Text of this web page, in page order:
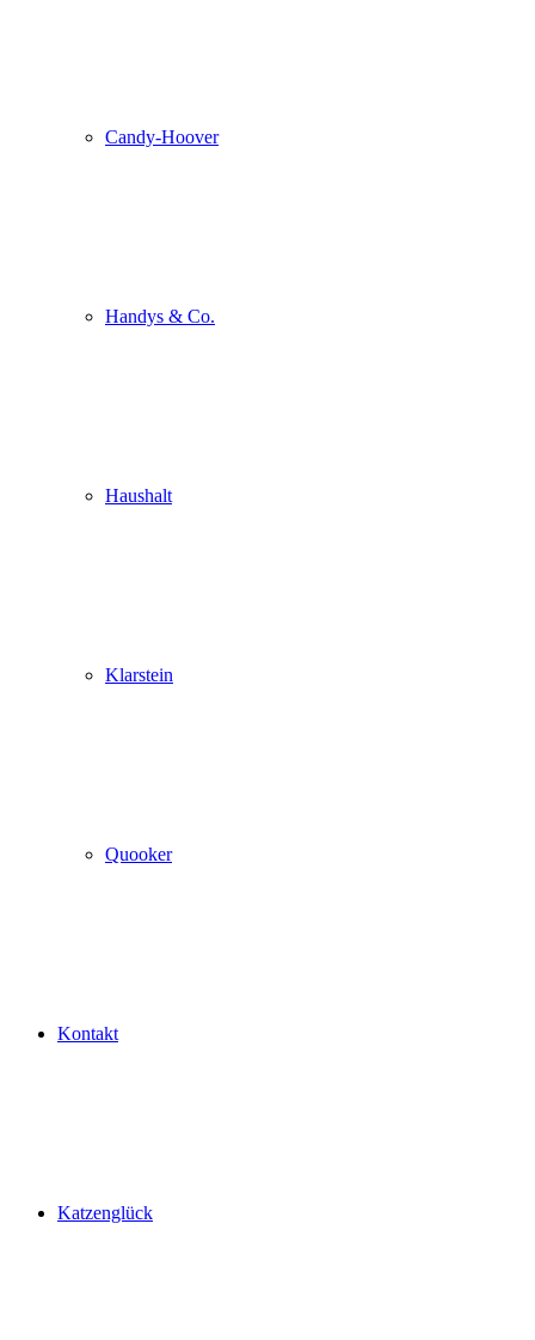
Candy-Hoover
Handys & Co.
Haushalt
Klarstein
Quooker
Kontakt
Katzenglück